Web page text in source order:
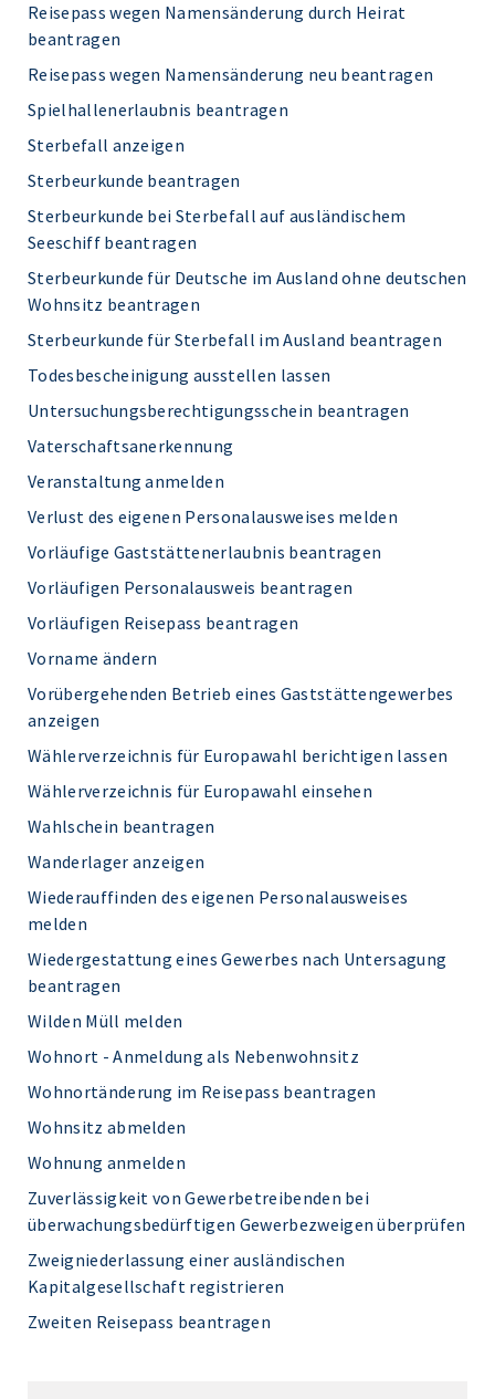
Reisepass wegen Namensänderung durch Heirat
beantragen
Reisepass wegen Namensänderung neu beantragen
Spielhallenerlaubnis beantragen
Sterbefall anzeigen
Sterbeurkunde beantragen
Sterbeurkunde bei Sterbefall auf ausländischem
Seeschiff beantragen
Sterbeurkunde für Deutsche im Ausland ohne deutschen
Wohnsitz beantragen
Sterbeurkunde für Sterbefall im Ausland beantragen
Todesbescheinigung ausstellen lassen
Untersuchungsberechtigungsschein beantragen
Vaterschaftsanerkennung
Veranstaltung anmelden
Verlust des eigenen Personalausweises melden
Vorläufige Gaststättenerlaubnis beantragen
Vorläufigen Personalausweis beantragen
Vorläufigen Reisepass beantragen
Vorname ändern
Vorübergehenden Betrieb eines Gaststättengewerbes
anzeigen
Wählerverzeichnis für Europawahl berichtigen lassen
Wählerverzeichnis für Europawahl einsehen
Wahlschein beantragen
Wanderlager anzeigen
Wiederauffinden des eigenen Personalausweises
melden
Wiedergestattung eines Gewerbes nach Untersagung
beantragen
Wilden Müll melden
Wohnort - Anmeldung als Nebenwohnsitz
Wohnortänderung im Reisepass beantragen
Wohnsitz abmelden
Wohnung anmelden
Zuverlässigkeit von Gewerbetreibenden bei
überwachungsbedürftigen Gewerbezweigen überprüfen
Zweigniederlassung einer ausländischen
Kapitalgesellschaft registrieren
Zweiten Reisepass beantragen